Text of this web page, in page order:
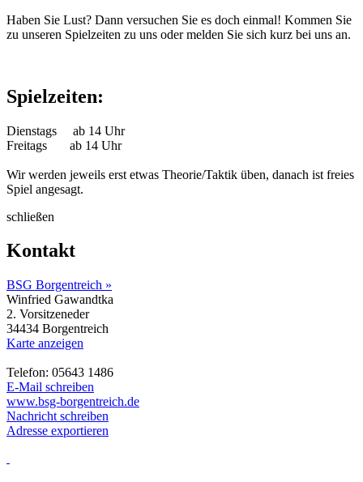
Haben Sie Lust? Dann versuchen Sie es doch einmal! Kommen Sie
zu unseren Spielzeiten zu uns oder melden Sie sich kurz bei uns an.
Spielzeiten:
Dienstags ab 14 Uhr
Freitags ab 14 Uhr
Wir werden jeweils erst etwas Theorie/Taktik üben, danach ist freies
Spiel angesagt.
schließen
Kontakt
BSG Borgentreich »
Winfried Gawandtka
2. Vorsitzeneder
34434 Borgentreich
Karte anzeigen
Telefon: 05643 1486
E-Mail schreiben
www.bsg-borgentreich.de
Nachricht schreiben
Adresse exportieren